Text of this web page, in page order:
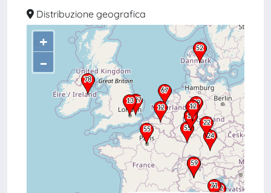
Distribuzione geografica
+
–